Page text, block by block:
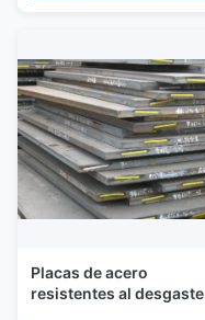
Placas de acero
resistentes al desgaste